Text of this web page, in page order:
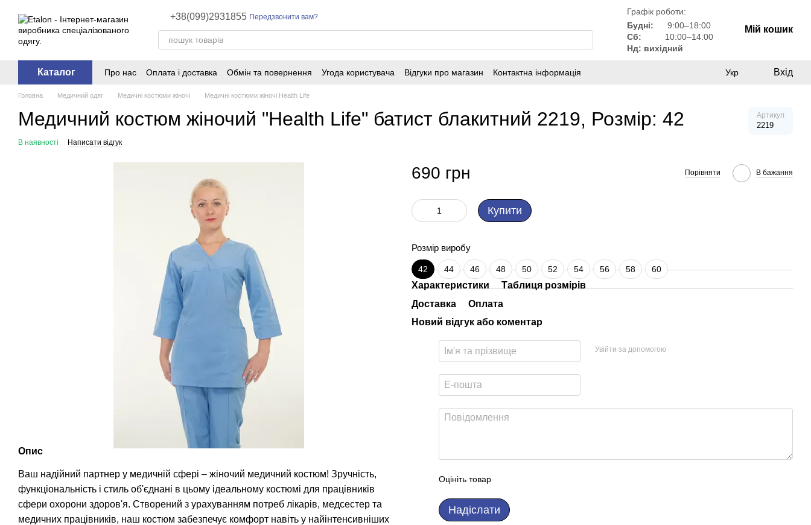
+38(099)2931855 Передзвонити вам?
Графік роботи:
Будні:
9:00–18:00
Сб:
10:00–14:00
Нд: вихідний
Мій кошик
Каталог Про нас Оплата і доставка Обмін та повернення Угода користувача Відгуки про магазин Контактна інформація Укр Вхід
Головна Медичний одяг Медичні костюми жіночі Медичні костюми жіночі Health Life
Медичний костюм жіночий "Health Life" батист блакитний 2219, Розмір: 42 Артикул
2219
В наявності Написати відгук
Опис
Ваш надійний партнер у медичній сфері – жіночий медичний костюм! Зручність,
функціональність і стиль об'єднані в цьому ідеальному костюмі для працівників
сфери охорони здоров'я. Створений з урахуванням потреб лікарів, медсестер та
медичних працівників, наш костюм забезпечує комфорт навіть у найінтенсивніших
690 грн Порівняти В бажання
Купити
Розмір виробу
42 44 46 48 50 52 54 56 58 60
Характеристики
Таблиця розмірів
Доставка
Оплата
Новий відгук або коментар
Увійти за допомогою
Оцініть товар
Надіслати